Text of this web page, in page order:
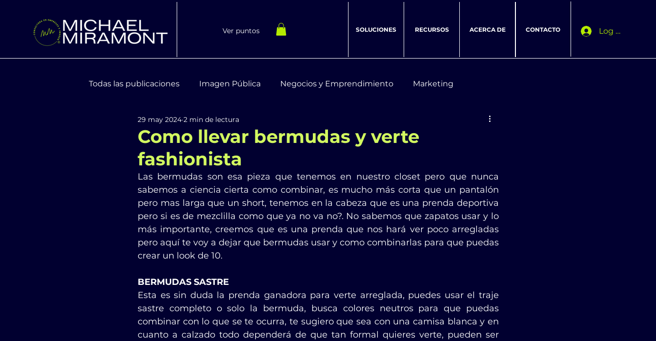
Ver puntos SOLUCIONES RECURSOS ACERCA DE CONTACTO Log In
Todas las publicaciones Imagen Pública Negocios y Emprendimiento Marketing
Moda y Tendencias Bienestar Integral
Como llevar bermudas y verte
fashionista
29 may 2024 2 min de lectura
Las bermudas son esa pieza que tenemos en nuestro closet pero que nunca
sabemos a ciencia cierta como combinar, es mucho más corta que un pantalón
pero mas larga que un short, tenemos en la cabeza que es una prenda deportiva
pero si es de mezclilla como que ya no va no?. No sabemos que zapatos usar y lo
más importante, creemos que es una prenda que nos hará ver poco arregladas
pero aquí te voy a dejar que bermudas usar y como combinarlas para que puedas
crear un look de 10.
BERMUDAS SASTRE
Esta es sin duda la prenda ganadora para verte arreglada, puedes usar el traje
sastre completo o solo la bermuda, busca colores neutros para que puedas
combinar con lo que se te ocurra, te sugiero que sea con una camisa blanca y en
cuanto a calzado todo dependerá de que tan formal quieres verte, pueden ser